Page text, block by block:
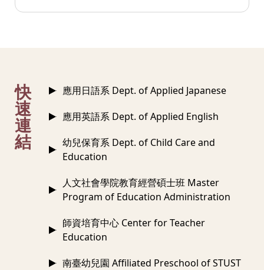
快
速
連
結
應用日語系 Dept. of Applied Japanese
應用英語系 Dept. of Applied English
幼兒保育系 Dept. of Child Care and
Education
人文社會學院教育經營碩士班 Master
Program of Education Administration
師資培育中心 Center for Teacher
Education
南臺幼兒園 Affiliated Preschool of STUST